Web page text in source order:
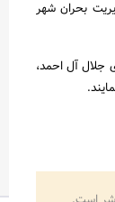
بحران شهر
جلال آل احمد،